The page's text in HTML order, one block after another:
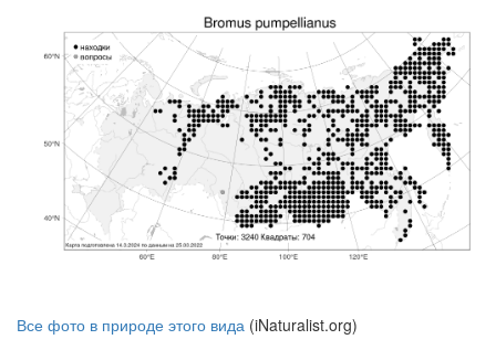
Все фото в природе этого вида (iNaturalist.org)